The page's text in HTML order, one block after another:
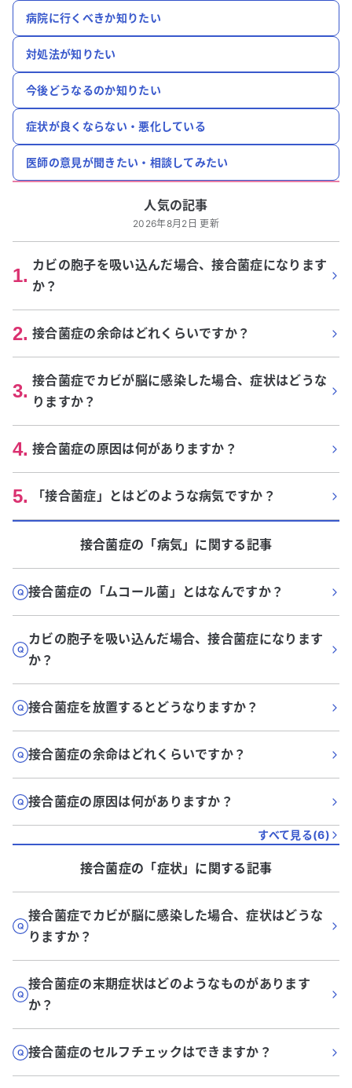
病院に行くべきか知りたい
対処法が知りたい
今後どうなるのか知りたい
症状が良くならない・悪化している
医師の意見が聞きたい・相談してみたい
人気の記事
2026年8月2日 更新
1. カビの胞子を吸い込んだ場合、接合菌症になります
か？
2. 接合菌症の余命はどれくらいですか？
3. 接合菌症でカビが脳に感染した場合、症状はどうな
りますか？
4. 接合菌症の原因は何がありますか？
5. 「接合菌症」とはどのような病気ですか？
接合菌症の「病気」に関する記事
接合菌症の「ムコール菌」とはなんですか？
カビの胞子を吸い込んだ場合、接合菌症になります
か？
接合菌症を放置するとどうなりますか？
接合菌症の余命はどれくらいですか？
接合菌症の原因は何がありますか？
すべて見る(6)
接合菌症の「症状」に関する記事
接合菌症でカビが脳に感染した場合、症状はどうな
りますか？
接合菌症の末期症状はどのようなものがあります
か？
接合菌症のセルフチェックはできますか？